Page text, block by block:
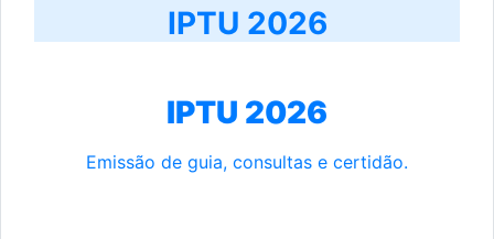
IPTU 2026
IPTU 2026
Emissão de guia, consultas e certidão.